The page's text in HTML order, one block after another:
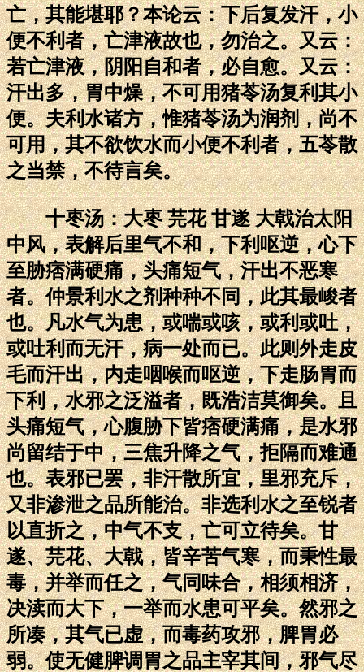
亡，其能堪耶？本论云：下后复发汗，小
便不利者，亡津液故也，勿治之。又云：
若亡津液，阴阳自和者，必自愈。又云：
汗出多，胃中燥，不可用猪苓汤复利其小
便。夫利水诸方，惟猪苓汤为润剂，尚不
可用，其不欲饮水而小便不利者，五苓散
之当禁，不待言矣。
十枣汤：大枣 芫花 甘遂 大戟治太阳
中风，表解后里气不和，下利呕逆，心下
至胁痞满硬痛，头痛短气，汗出不恶寒
者。仲景利水之剂种种不同，此其最峻者
也。凡水气为患，或喘或咳，或利或吐，
或吐利而无汗，病一处而已。此则外走皮
毛而汗出，内走咽喉而呕逆，下走肠胃而
下利，水邪之泛溢者，既浩洁莫御矣。且
头痛短气，心腹胁下皆痞硬满痛，是水邪
尚留结于中，三焦升降之气，拒隔而难通
也。表邪已罢，非汗散所宜，里邪充斥，
又非渗泄之品所能治。非选利水之至锐者
以直折之，中气不支，亡可立待矣。甘
遂、芫花、大戟，皆辛苦气寒，而秉性最
毒，并举而任之，气同味合，相须相济，
决渎而大下，一举而水患可平矣。然邪之
所凑，其气已虚，而毒药攻邪，脾胃必
弱。使无健脾调胃之品主宰其间，邪气尽